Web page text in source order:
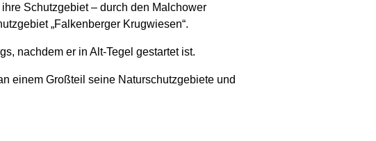
Schutzgebiet – durch den Malchower
„Falkenberger Krugwiesen“.
nachdem er in Alt-Tegel gestartet ist.
einem Großteil seine Naturschutzgebiete und